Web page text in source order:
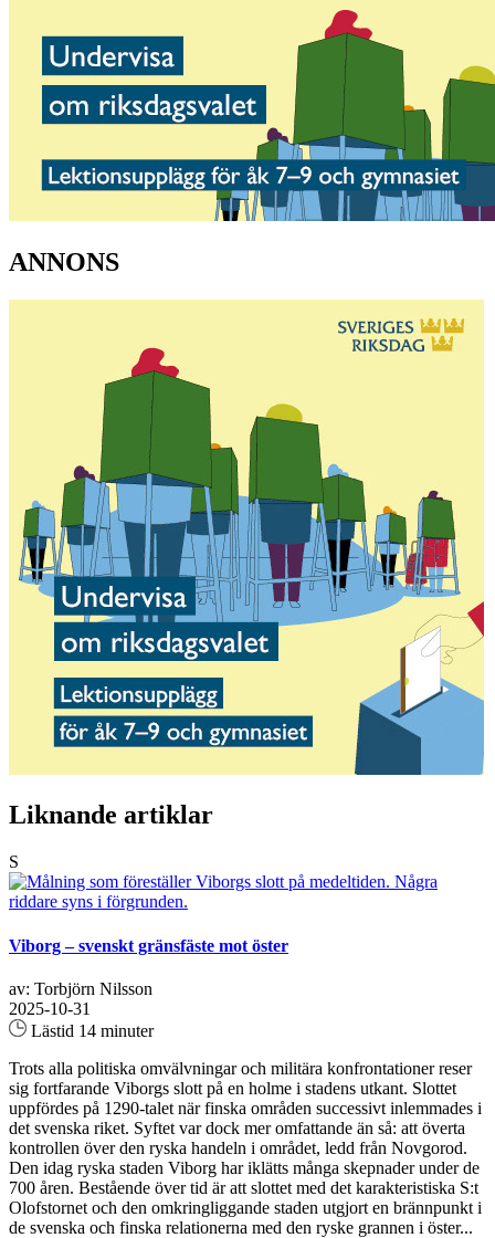
ANNONS
Liknande artiklar
S
Viborg – svenskt gränsfäste mot öster
av: Torbjörn Nilsson
2025-10-31
Lästid 14 minuter
Trots alla politiska omvälvningar och militära konfrontationer reser
sig fortfarande Viborgs slott på en holme i stadens utkant. Slottet
uppfördes på 1290-talet när finska områden successivt inlemmades i
det svenska riket. Syftet var dock mer omfattande än så: att överta
kontrollen över den ryska handeln i området, ledd från Novgorod.
Den idag ryska staden Viborg har iklätts många skepnader under de
700 åren. Bestående över tid är att slottet med det karakteristiska S:t
Olofstornet och den omkringliggande staden utgjort en brännpunkt i
de svenska och finska relationerna med den ryske grannen i öster...